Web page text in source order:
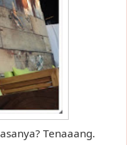
Tenaaang.